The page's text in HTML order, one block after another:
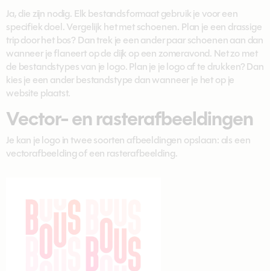
Ja, die zijn nodig. Elk bestandsformaat gebruik je voor een
specifiek doel. Vergelijk het met schoenen. Plan je een drassige
trip door het bos? Dan trek je een ander paar schoenen aan dan
wanneer je flaneert op de dijk op een zomeravond. Net zo met
de bestandstypes van je logo. Plan je je logo af te drukken? Dan
kies je een ander bestandstype dan wanneer je het op je
website plaatst.
Vector- en rasterafbeeldingen
Je kan je logo in twee soorten afbeeldingen opslaan: als een
vectorafbeelding of een rasterafbeelding.